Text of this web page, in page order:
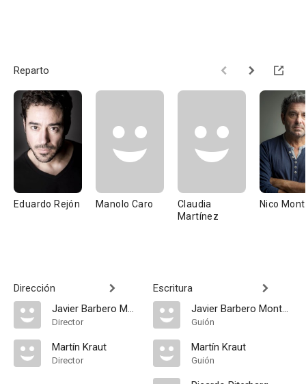
Reparto
Eduardo Rejón Manolo Caro
Claudia
Martínez
Nico
Dirección
Javier Barbero Montes
Director
Martín Kraut
Director
Escritura
Javier Barbero Montes
Guión
Martín Kraut
Guión